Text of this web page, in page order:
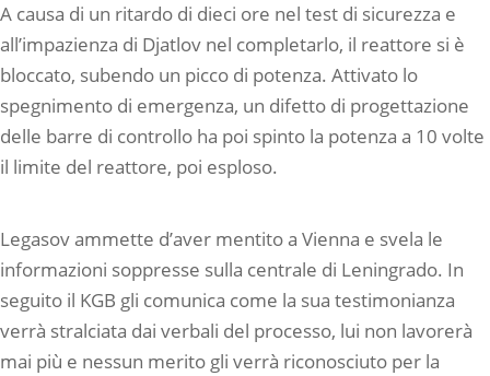
A causa di un ritardo di dieci ore nel test di sicurezza e
all’impazienza di Djatlov nel completarlo, il reattore si è
bloccato, subendo un picco di potenza. Attivato lo
spegnimento di emergenza, un difetto di progettazione
delle barre di controllo ha poi spinto la potenza a 10 volte
il limite del reattore, poi esploso.
Legasov ammette d’aver mentito a Vienna e svela le
informazioni soppresse sulla centrale di Leningrado. In
seguito il KGB gli comunica come la sua testimonianza
verrà stralciata dai verbali del processo, lui non lavorerà
mai più e nessun merito gli verrà riconosciuto per la